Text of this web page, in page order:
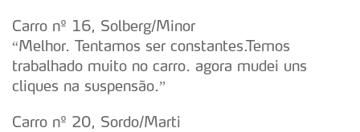
Carro nº 16, Solberg/Minor
“Melhor. Tentamos ser constantes.Temos
trabalhado muito no carro. agora mudei uns
cliques na suspensão.”
Carro nº 20, Sordo/Marti